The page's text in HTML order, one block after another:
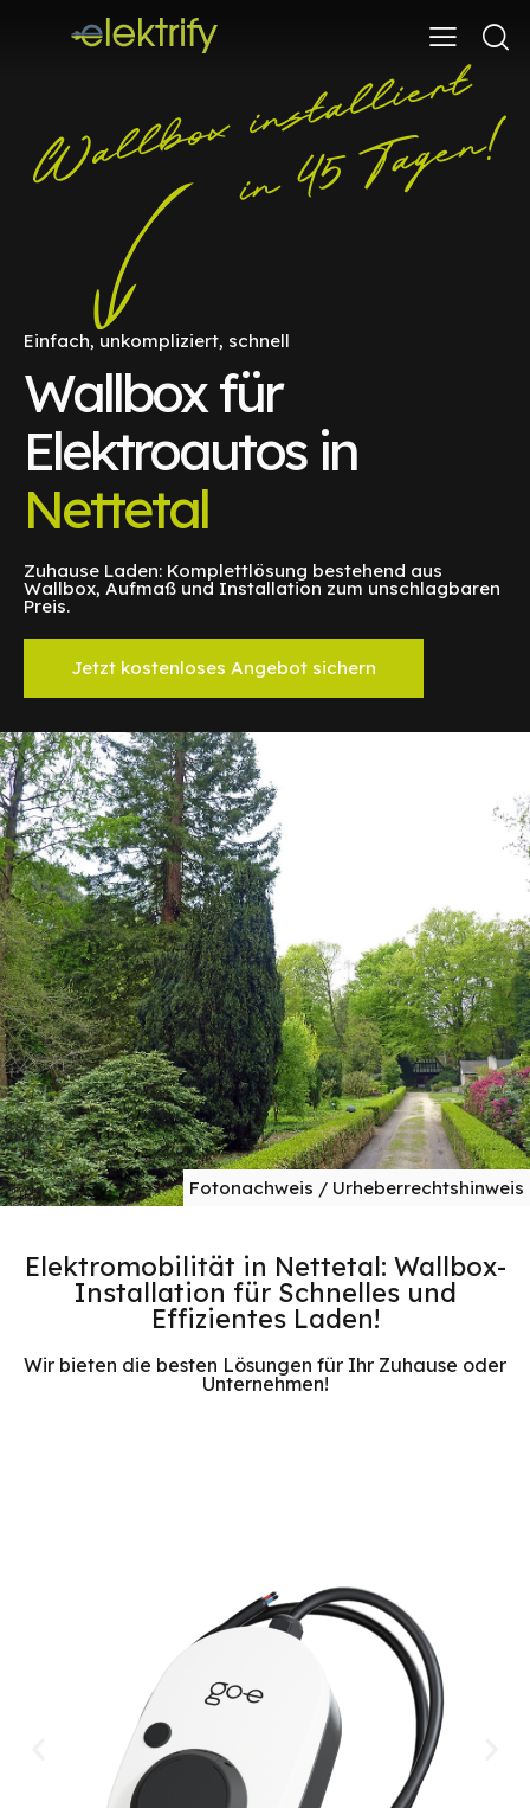
Einfach, unkompliziert, schnell
Wallbox für
Elektroautos in
Nettetal
Zuhause Laden: Komplettlösung bestehend aus
Wallbox, Aufmaß und Installation zum unschlagbaren
Preis.
Jetzt kostenloses Angebot sichern
Fotonachweis / Urheberrechtshinweis
Elektromobilität in Nettetal: Wallbox-
Installation für Schnelles und
Effizientes Laden!
Wir bieten die besten Lösungen für Ihr Zuhause oder
Unternehmen!